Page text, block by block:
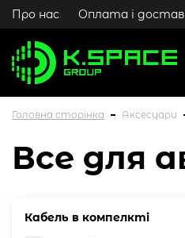
Про нас Оплата і
Головна сторінка Аксесуари
Все для
Кабель в компелкті